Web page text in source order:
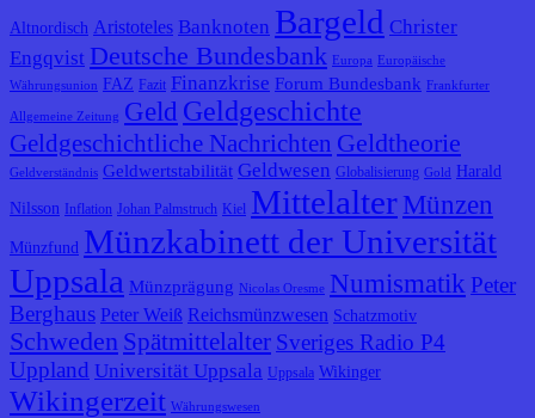
Altnordisch Aristoteles Banknoten Bargeld Christer
Engqvist Deutsche Bundesbank Europa
Europäische
Währungsunion FAZ Fazit Finanzkrise Forum Bundesbank Frankfurter
Allgemeine Zeitung Geld Geldgeschichte
Geldgeschichtliche Nachrichten Geldtheorie
Geldverständnis Geldwertstabilität Geldwesen Globalisierung Gold Harald
Nilsson Inflation Johan Palmstruch Kiel Mittelalter Münzen
Münzfund Münzkabinett der Universität
Uppsala Münzprägung Nicolas Oresme Numismatik Peter
Berghaus Peter Weiß Reichsmünzwesen Schatzmotiv
Schweden Spätmittelalter Sveriges Radio P4
Uppland Universität Uppsala Uppsala Wikinger
Wikingerzeit Währungswesen